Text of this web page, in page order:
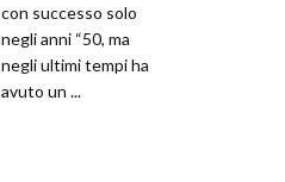
con successo solo
negli anni “50, ma
negli ultimi tempi ha
avuto un ...